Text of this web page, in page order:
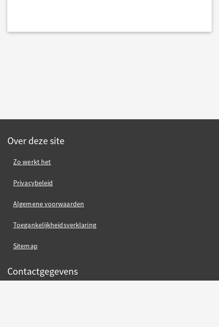
Over deze site
Zo werkt het
Privacybeleid
Algemene voorwaarden
Toegankelijkheidsverklaring
Sitemap
Contactgegevens